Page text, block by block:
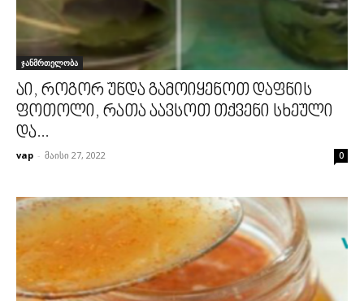
ჯანმრთელობა
აი, როგორ უნდა გამოიყენოთ დაფნის
ფოთოლი, რათა აავსოთ თქვენი სხეული
და...
vap - მაისი 27, 2022 0